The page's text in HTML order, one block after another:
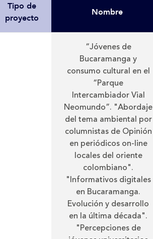
Tipo de
proyecto
Nombre
“Jóvenes de
Bucaramanga y
consumo cultural en el
“Parque
Intercambiador Vial
Neomundo”. "Abordaje
del tema ambiental por
columnistas de Opinión
en periódicos on-line
locales del oriente
colombiano".
"Informativos digitales
en Bucaramanga.
Evolución y desarrollo
en la última década".
"Percepciones de